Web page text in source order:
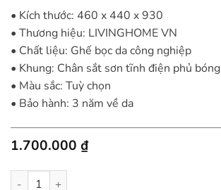
• Kích thước: 460 x 440 x 930
• Thương hiệu: LIVINGHOME VN
• Chất liệu: Ghế bọc da công nghiệp
• Khung: Chân sắt sơn tĩnh điện phủ bóng
• Màu sắc: Tuỳ chọn
• Bảo hành: 3 năm về da
1.700.000 ₫
Ghế ăn Cellica số lượng